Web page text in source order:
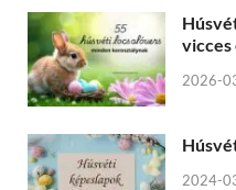
vicces
2026-
2024-